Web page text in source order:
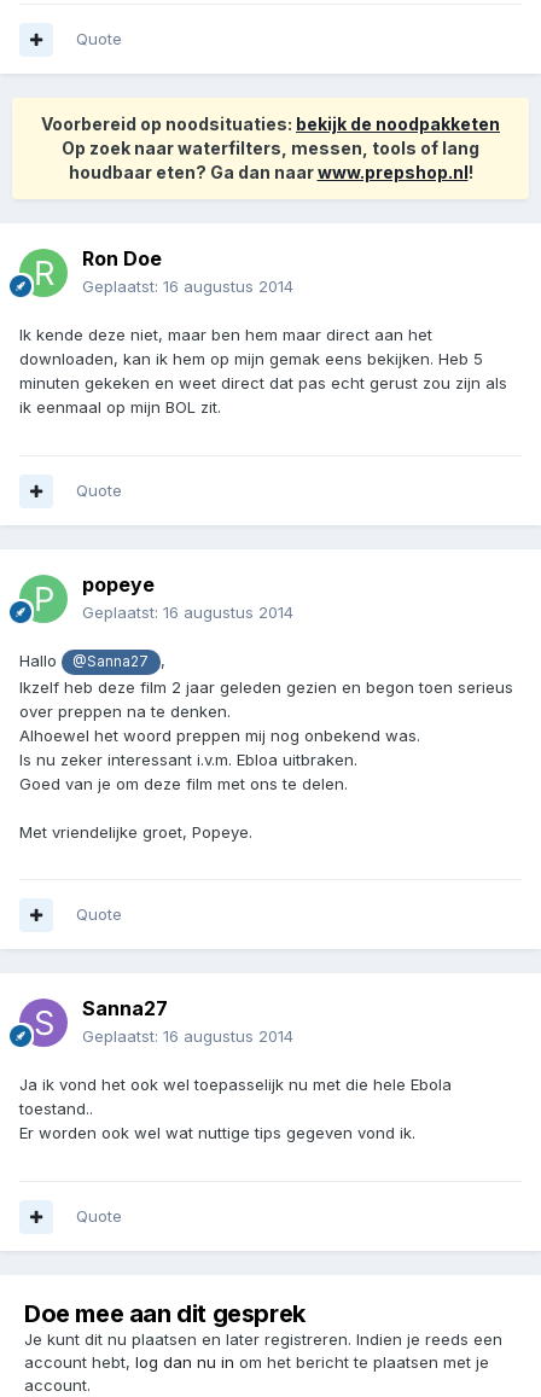
Quote
Voorbereid op noodsituaties: bekijk de noodpakketen
Op zoek naar waterfilters, messen, tools of lang
houdbaar eten? Ga dan naarwww.prepshop.nl!
Ron Doe
Geplaatst: 16 augustus 2014
Ik kende deze niet, maar ben hem maar direct aan het
downloaden, kan ik hem op mijn gemak eens bekijken. Heb 5
minuten gekeken en weet direct dat pas echt gerust zou zijn als
ik eenmaal op mijn BOL zit.
Quote
popeye
Geplaatst: 16 augustus 2014
Hallo @Sanna27
,
Ikzelf heb deze film 2 jaar geleden gezien en begon toen serieus
over preppen na te denken.
Alhoewel het woord preppen mij nog onbekend was.
Is nu zeker interessant i.v.m. Ebloa uitbraken.
Goed van je om deze film met ons te delen.
Met vriendelijke groet, Popeye.
Quote
Sanna27
Geplaatst: 16 augustus 2014
Ja ik vond het ook wel toepasselijk nu met die hele Ebola
toestand..
Er worden ook wel wat nuttige tips gegeven vond ik.
Quote
Doe mee aan dit gesprek
Je kunt dit nu plaatsen en later registreren. Indien je reeds een
account hebt, log dan nu in om het bericht te plaatsen met je
account.